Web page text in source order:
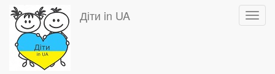
Перейти
основного
вмісту
Діти in UA